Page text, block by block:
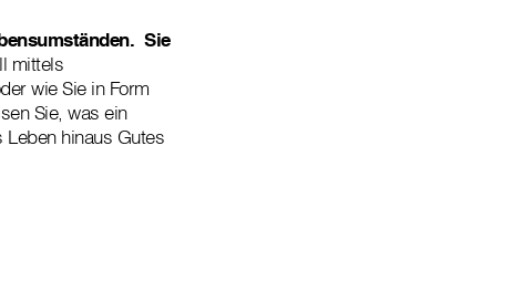
Sie
mittels
wie Sie in Form
Sie, was ein
hinaus Gutes